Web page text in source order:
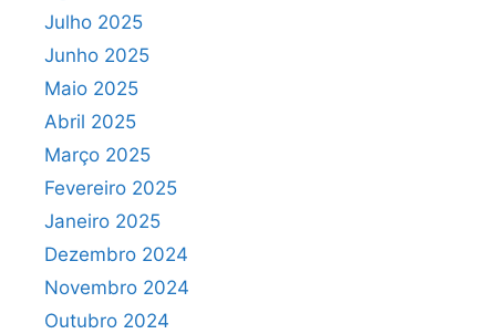
Julho 2025
Junho 2025
Maio 2025
Abril 2025
Março 2025
Fevereiro 2025
Janeiro 2025
Dezembro 2024
Novembro 2024
Outubro 2024